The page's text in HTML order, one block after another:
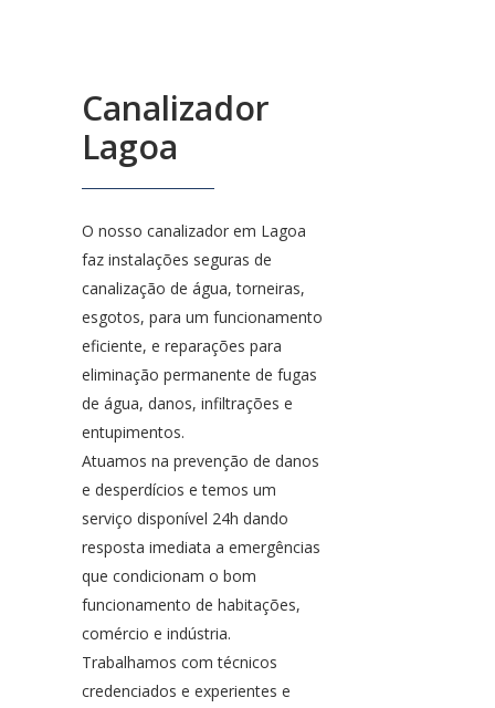
Canalizador
Lagoa
O nosso canalizador em Lagoa
faz instalações seguras de
canalização de água, torneiras,
esgotos, para um funcionamento
eficiente, e reparações para
eliminação permanente de fugas
de água, danos, infiltrações e
entupimentos.
Atuamos na prevenção de danos
e desperdícios e temos um
serviço disponível 24h dando
resposta imediata a emergências
que condicionam o bom
funcionamento de habitações,
comércio e indústria.
Trabalhamos com técnicos
credenciados e experientes e